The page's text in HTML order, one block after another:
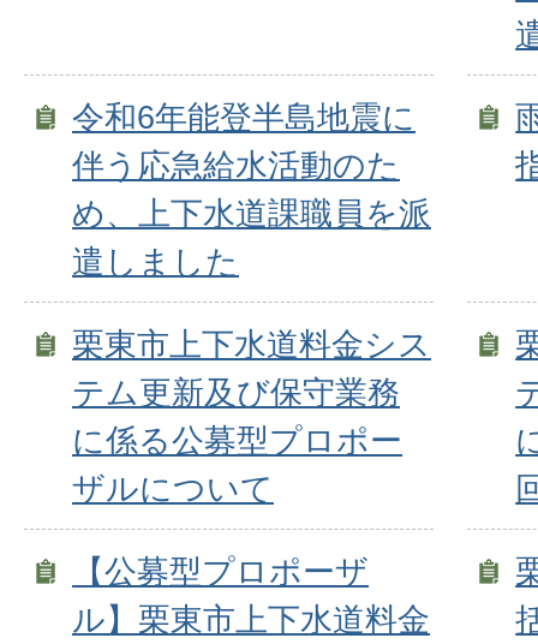
令和6年能登半島地震に
伴う応急給水活動のた
め、上下水道課職員を派
遣しました
栗東市上下水道料金シス
テム更新及び保守業務
に係る公募型プロポー
ザルについて
【公募型プロポーザ
ル】栗東市上下水道料金